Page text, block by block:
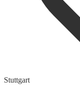
Stuttgart